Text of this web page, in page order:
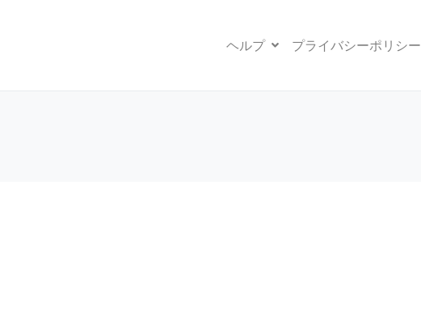
ヘルプ プライバシーポリシー